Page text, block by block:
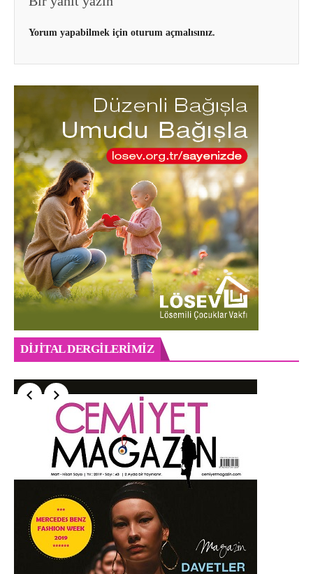
Yorum yapabilmek için oturum açmalısınız.
DIJITAL DERGILERIMIZ